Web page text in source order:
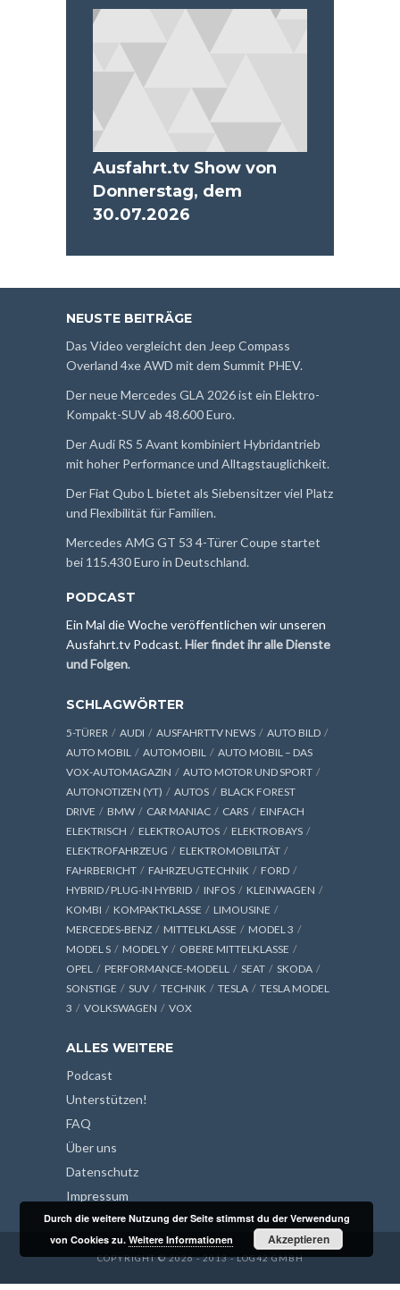
Ausfahrt.tv Show von
Donnerstag, dem
30.07.2026
NEUSTE BEITRÄGE
Das Video vergleicht den Jeep Compass
Overland 4xe AWD mit dem Summit PHEV.
Der neue Mercedes GLA 2026 ist ein Elektro-
Kompakt-SUV ab 48.600 Euro.
Der Audi RS 5 Avant kombiniert Hybridantrieb
mit hoher Performance und Alltagstauglichkeit.
Der Fiat Qubo L bietet als Siebensitzer viel Platz
und Flexibilität für Familien.
Mercedes AMG GT 53 4-Türer Coupe startet
bei 115.430 Euro in Deutschland.
PODCAST
Ein Mal die Woche veröffentlichen wir unseren
Ausfahrt.tv Podcast.Hier findet ihr alle Dienste
und Folgen.
SCHLAGWÖRTER
5-TÜRER AUDI AUSFAHRTTV NEWS
AUTO BILD
AUTO MOBIL
AUTOMOBIL
AUTO MOBIL – DAS
VOX-AUTOMAGAZIN
AUTO MOTOR UND SPORT
AUTONOTIZEN (YT)
AUTOS
BLACK FOREST
DRIVE
BMW CAR MANIAC CARS
EINFACH
ELEKTRISCH
ELEKTROAUTOS
ELEKTROBAYS
ELEKTROFAHRZEUG
ELEKTROMOBILITÄT
FAHRBERICHT
FAHRZEUGTECHNIK
FORD
HYBRID / PLUG-IN HYBRID
INFOS
KLEINWAGEN
KOMBI
KOMPAKTKLASSE
LIMOUSINE
MERCEDES-BENZ
MITTELKLASSE
MODEL 3
MODEL S
MODEL Y
OBERE MITTELKLASSE
OPEL
PERFORMANCE-MODELL SEAT
SKODA
SONSTIGE
SUV TECHNIK TESLA
TESLA MODEL
3
VOLKSWAGEN VOX
ALLES WEITERE
Podcast
Unterstützen!
FAQ
Über uns
Datenschutz
Impressum
COPYRIGHT © 2026 - 2013 - LOG42 GMBH
Durch die weitere Nutzung der Seite stimmst du der Verwendung
von Cookies zu.Weitere Informationen Akzeptieren